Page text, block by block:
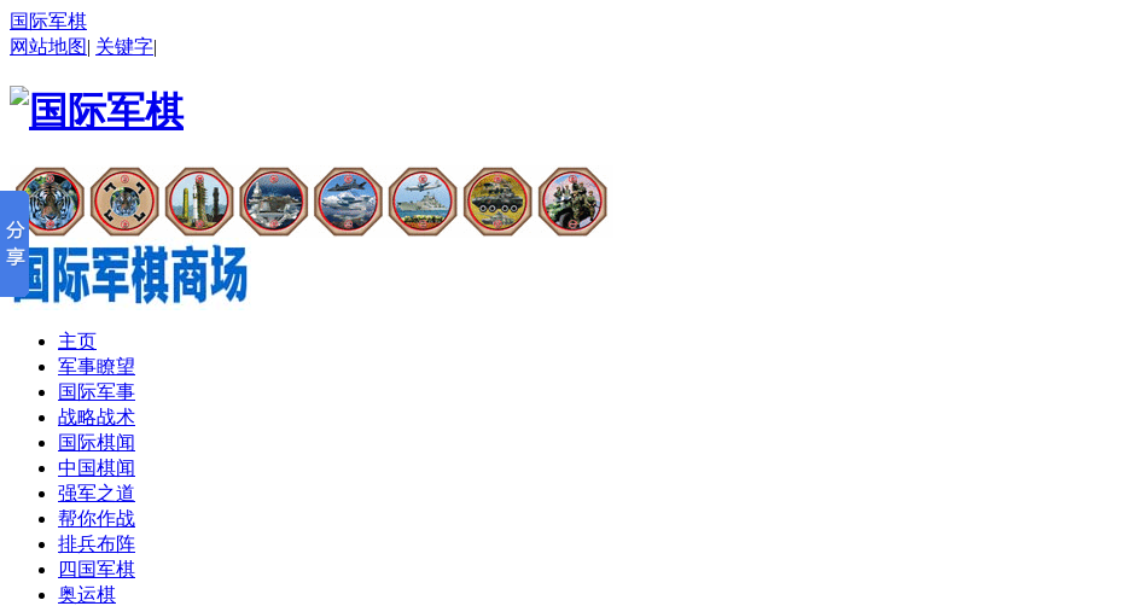
国际军棋
网站地图| 关键字|
主页
军事瞭望
国际军事
战略战术
国际棋闻
中国棋闻
强军之道
帮你作战
排兵布阵
四国军棋
奥运棋